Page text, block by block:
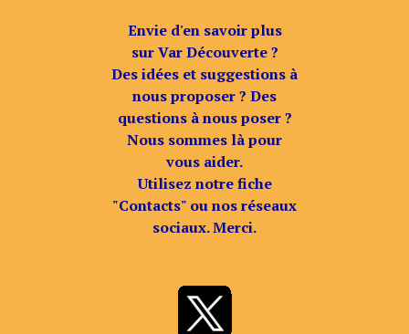
Envie d'en savoir plus
sur Var Découverte ?
Des idées et suggestions à
nous proposer ? Des
questions à nous poser ?
Nous sommes là pour
vous aider.
Utilisez notre fiche
"Contacts" ou nos réseaux
sociaux. Merci.